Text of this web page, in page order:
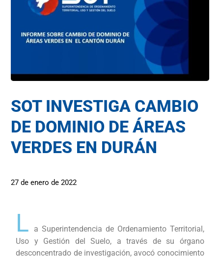
SOT INVESTIGA CAMBIO
DE DOMINIO DE ÁREAS
VERDES EN DURÁN
27 de enero de 2022
L
a Superintendencia de Ordenamiento Territorial,
Uso y Gestión del Suelo, a través de su órgano
desconcentrado de investigación, avocó conocimiento